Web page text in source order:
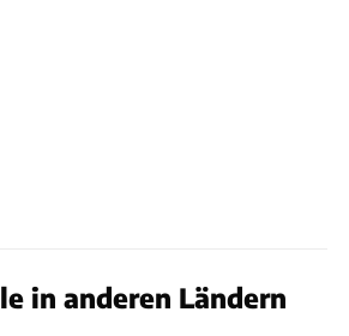
in anderen Ländern